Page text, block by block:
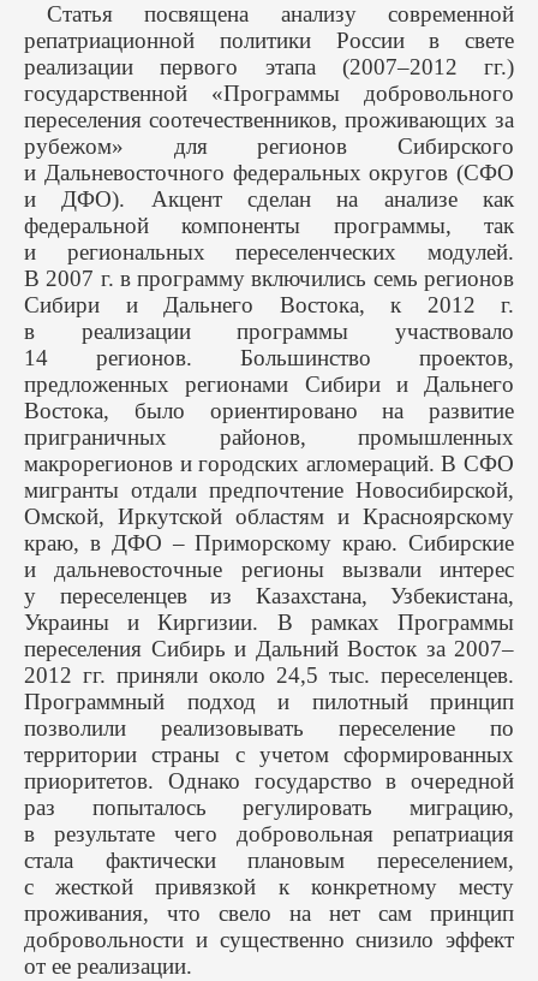
Статья посвящена анализу современной
репатриационной политики России в свете
реализации первого этапа (2007–2012 гг.)
государственной «Программы добровольного
переселения соотечественников, проживающих за
рубежом» для регионов Сибирского
и Дальневосточного федеральных округов (СФО
и ДФО). Акцент сделан на анализе как
федеральной компоненты программы, так
и региональных переселенческих модулей.
В 2007 г. в программу включились семь регионов
Сибири и Дальнего Востока, к 2012 г.
в реализации программы участвовало
14 регионов. Большинство проектов,
предложенных регионами Сибири и Дальнего
Востока, было ориентировано на развитие
приграничных районов, промышленных
макрорегионов и городских агломераций. В СФО
мигранты отдали предпочтение Новосибирской,
Омской, Иркутской областям и Красноярскому
краю, в ДФО – Приморскому краю. Сибирские
и дальневосточные регионы вызвали интерес
у переселенцев из Казахстана, Узбекистана,
Украины и Киргизии. В рамках Программы
переселения Сибирь и Дальний Восток за 2007–
2012 гг. приняли около 24,5 тыс. переселенцев.
Программный подход и пилотный принцип
позволили реализовывать переселение по
территории страны с учетом сформированных
приоритетов. Однако государство в очередной
раз попыталось регулировать миграцию,
в результате чего добровольная репатриация
стала фактически плановым переселением,
с жесткой привязкой к конкретному месту
проживания, что свело на нет сам принцип
добровольности и существенно снизило эффект
от ее реализации.